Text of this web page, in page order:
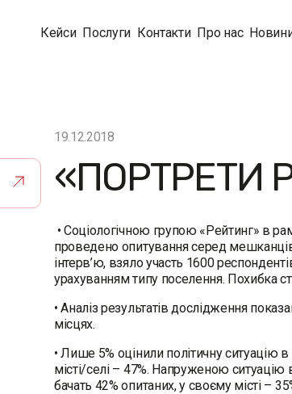
Кейси Послуги Контакти Про нас
19.12.2018
«ПОРТРЕТИ
• Соціологічною групою «Рейтинг» в
проведено опитування серед
інтерв’ю, взяло участь 1600
урахуванням типу поселення. Похибка
• Аналіз результатів дослідження
місцях.
• Лише 5% оцінили політичну ситуацію в
місті/селі – 47%. Напруженою ситуацію
бачать 42% опитаних, у своєму місті –